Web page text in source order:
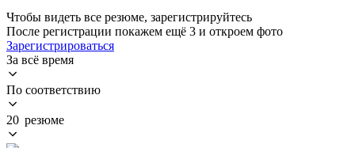
Чтобы видеть все резюме, зарегистрируйтесь
После регистрации покажем ещё 3 и откроем фото
Зарегистрироваться
За всё время
По соответствию
20 резюме